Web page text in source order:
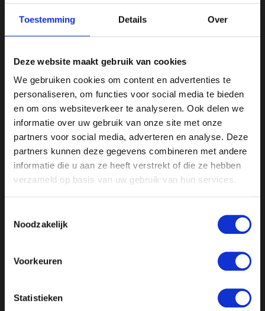
Toestemming Details Over
Deze website maakt gebruik van cookies
We gebruiken cookies om content en advertenties te
personaliseren, om functies voor social media te bieden
en om ons websiteverkeer te analyseren. Ook delen we
informatie over uw gebruik van onze site met onze
partners voor social media, adverteren en analyse. Deze
partners kunnen deze gegevens combineren met andere
informatie die u aan ze heeft verstrekt of die ze hebben
verzameld op basis van uw gebruik van hun services.
Noodzakelijk
Voorkeuren
Statistieken
Clinic Hengelo
Drienerstraat 41
Clinic Utrecht
Amsterdamsestraatweg 717-719
About Aepril
your natural beauty. We do this with tailor-
Information